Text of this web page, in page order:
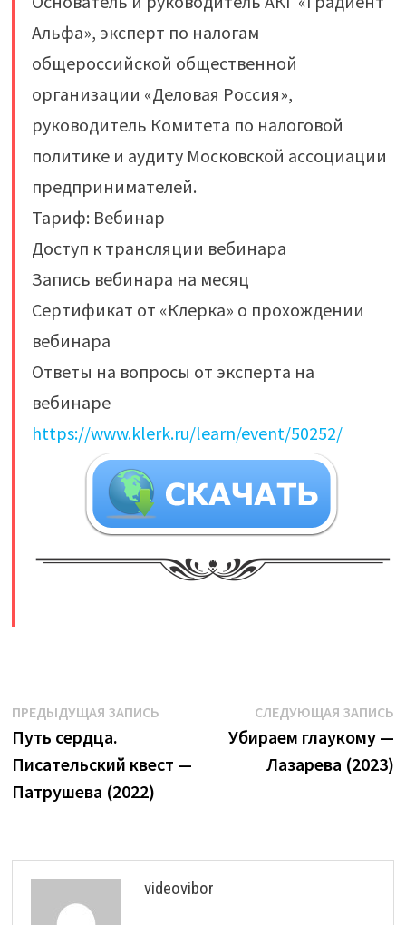
Альфа», эксперт по налогам
общероссийской общественной
организации «Деловая Россия»,
руководитель Комитета по налоговой
политике и аудиту Московской ассоциации
предпринимателей.
Тариф: Вебинар
Доступ к трансляции вебинара
Запись вебинара на месяц
Сертификат от «Клерка» о прохождении
вебинара
Ответы на вопросы от эксперта на
вебинаре
https://www.klerk.ru/learn/event/50252/
Навигация
по
записям
ПРЕДЫДУЩАЯ ЗАПИСЬПредыдущая
Путь сердца.
Писательский квест —
Патрушева (2022)
СЛЕДУЮЩАЯ ЗАПИСЬ
Убираем глаукому —
Лазарева (2023)
videovibor